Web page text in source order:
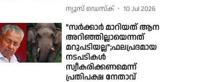
ന്യൂസ് ഡെസ്ക് 10 Jul 2026
"സർക്കാർ മാറിയത് ആന
അറിഞ്ഞില്ലായെന്നത്
മറുപടിയല്ല";ഫലപ്രദമായ
നടപടികൾ
സ്വീകരിക്കണമെന്ന്
പ്രതിപക്ഷ നേതാവ്